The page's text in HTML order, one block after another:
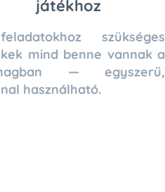
játékhoz
szükséges
mind benne vannak a
— egyszerű,
használható.